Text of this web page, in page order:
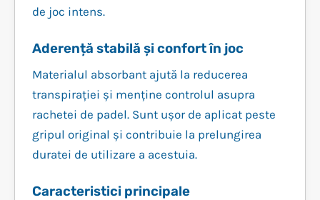
de joc intens.
Aderență stabilă și confort în joc
Materialul absorbant ajută la reducerea
transpirației și menține controlul asupra
rachetei de padel. Sunt ușor de aplicat peste
gripul original și contribuie la prelungirea
duratei de utilizare a acestuia.
Caracteristici principale